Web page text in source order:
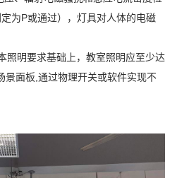
为P或通过），灯具对人体的电磁
照明要求基础上，教室照明应至少达
景面板,通过物理开关或软件实现不